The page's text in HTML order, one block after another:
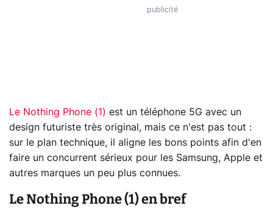
Le Nothing Phone (1) est un téléphone 5G avec un
design futuriste très original, mais ce n'est pas tout :
sur le plan technique, il aligne les bons points afin d'en
faire un concurrent sérieux pour les Samsung, Apple et
autres marques un peu plus connues.
Le Nothing Phone (1) en bref